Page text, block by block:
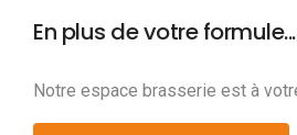
En plus de votre formule...
Notre espace brasserie est à